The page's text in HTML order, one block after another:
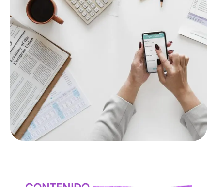
TODOS
LAS
NOTICIAS